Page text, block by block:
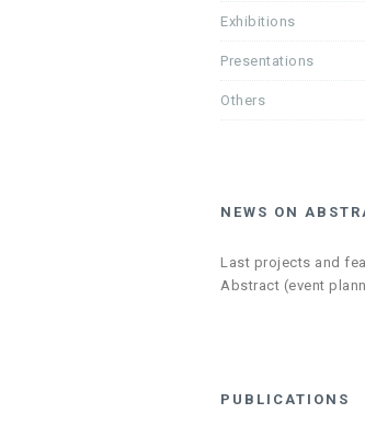
Exhibitions
Presentations
Others
NEWS ON
Last projects and
Abstract (event
PUBLICATIONS